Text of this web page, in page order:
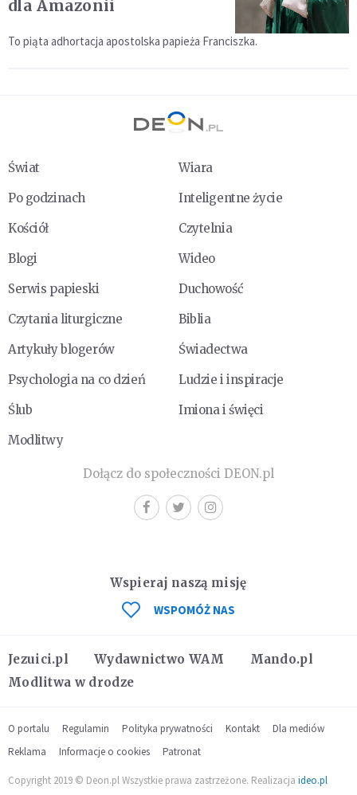
dla Amazonii
To piąta adhortacja apostolska papieża Franciszka.
Świat
Wiara
Po godzinach
Inteligentne życie
Kościół
Czytelnia
Blogi
Wideo
Serwis papieski
Duchowość
Czytania liturgiczne
Biblia
Artykuły blogerów
Świadectwa
Psychologia na co dzień
Ludzie i inspiracje
Ślub
Imiona i święci
Modlitwy
Dołącz do społeczności DEON.pl
Jezuici.pl Wydawnictwo WAM
Mando.pl
Modlitwa w drodze
Wspieraj naszą misję
WSPOMÓŻ NAS
O portalu Regulamin Polityka prywatności Kontakt
Dla mediów
Reklama
Informacje o cookies Patronat
Copyright 2019 © Deon.pl Wszystkie prawa zastrzeżone. Realizacja ideo.pl